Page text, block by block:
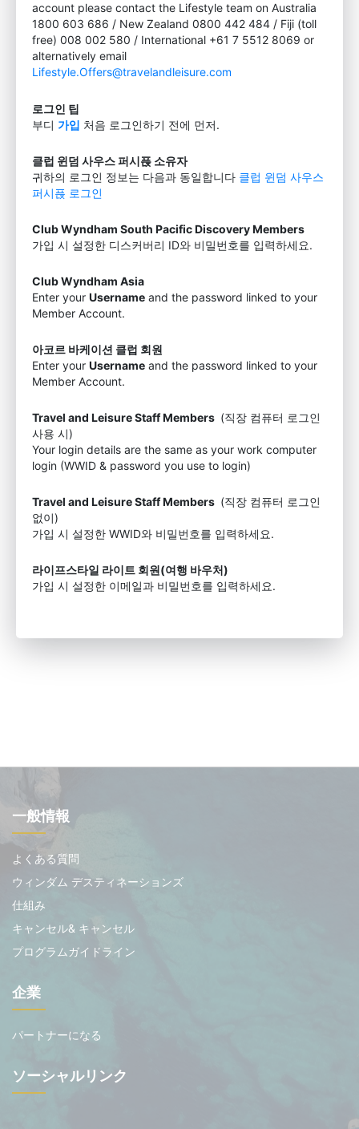
account please contact the Lifestyle team on Australia
1800 603 686 / New Zealand 0800 442 484 / Fiji (toll
free) 008 002 580 / International +61 7 5512 8069 or
alternatively email
Lifestyle.Offers@travelandleisure.com
로그인 팁
부디 가입 처음 로그인하기 전에 먼저.
클럽 윈덤 사우스 퍼시픉 소유자
귀하의 로그인 정보는 다음과 동일합니다 클럽 윈덤 사우스
퍼시픉 로그인
Club Wyndham South Pacific Discovery Members
가입 시 설정한 디스커버리 ID와 비밀번호를 입력하세요.
Club Wyndham Asia
Enter your Username and the password linked to your
Member Account.
아코르 바케이션 클럽 회원
Enter your Username and the password linked to your
Member Account.
Travel and Leisure Staff Members (직장 컴퓨터 로그인
사용 시)
Your login details are the same as your work computer
login (WWID & password you use to login)
Travel and Leisure Staff Members (직장 컴퓨터 로그인
없이)
가입 시 설정한 WWID와 비밀번호를 입력하세요.
라이프스타일 라이트 회원(여행 바우처)
가입 시 설정한 이메일과 비밀번호를 입력하세요.
一般情報
よくある質問
ウィンダム デスティネーションズ
仕組み
キャンセル& キャンセル
プログラムガイドライン
企業
パートナーになる
ソーシャルリンク